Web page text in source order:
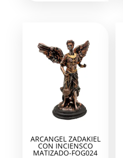
ARCANGEL ZADAKIEL
CON INCIENSCO
MATIZADO-FOG024